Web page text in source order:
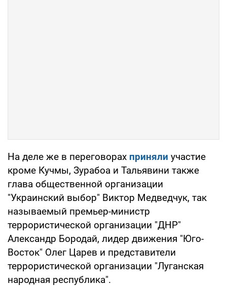
На деле же в переговорах приняли участие
кроме Кучмы, Зурабоа и Тальявини также
глава общественной организации
"Украинский выбор" Виктор Медведчук, так
называемый премьер-министр
террористической организации "ДНР"
Александр Бородай, лидер движения "Юго-
Восток" Олег Царев и представители
террористической организации "Луганская
народная республика".